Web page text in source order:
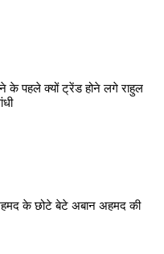
के पहले क्यों ट्रेंड होने लगे राहुल
के छोटे बेटे अबान अहमद की